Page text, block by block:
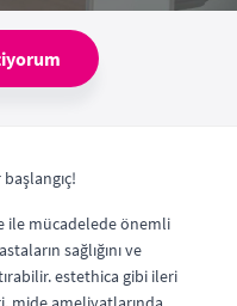
başlangıç!
ile mücadelede önemli
sağlığını ve
estethica gibi ileri